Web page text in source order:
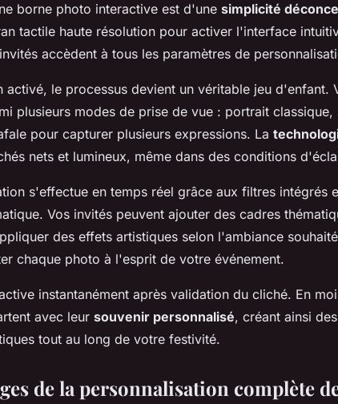
borne photo interactive est d'une simplicité
tactile haute résolution pour activer l'interface
accèdent à tous les paramètres de
activé, le processus devient un véritable jeu d'enfant.
plusieurs modes de prise de vue : portrait
pour capturer plusieurs expressions. La
nets et lumineux, même dans des conditions
s'effectue en temps réel grâce aux filtres intégrés
Vos invités peuvent ajouter des cadres
des effets artistiques selon l'ambiance
chaque photo à l'esprit de votre événement.
instantanément après validation du cliché. En
avec leur souvenir personnalisé, créant ainsi
tout au long de votre festivité.
de la personnalisation complète